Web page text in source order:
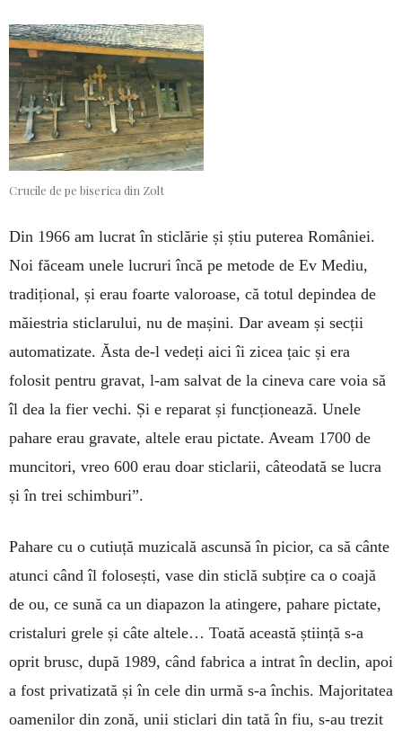
Crucile de pe biserica din Zolt
Din 1966 am lucrat în sticlărie și știu puterea României.
Noi făceam unele lucruri încă pe metode de Ev Mediu,
tradițional, și erau foarte valoroase, că totul depindea de
măiestria sticlarului, nu de mașini. Dar aveam și secții
automatizate. Ăsta de-l vedeți aici îi zicea țaic și era
folosit pentru gravat, l-am salvat de la cineva care voia să
îl dea la fier vechi. Și e reparat și funcționează. Unele
pahare erau gravate, altele erau pictate. Aveam 1700 de
muncitori, vreo 600 erau doar sticlarii, câteodată se lucra
și în trei schimburi”.
Pahare cu o cutiuță muzicală ascunsă în picior, ca să cânte
atunci când îl folosești, vase din sticlă subțire ca o coajă
de ou, ce sună ca un diapazon la atingere, pahare pictate,
cristaluri grele și câte altele… Toată această știință s-a
oprit brusc, după 1989, când fabrica a intrat în declin, apoi
a fost privatizată și în cele din urmă s-a închis. Majoritatea
oamenilor din zonă, unii sticlari din tată în fiu, s-au trezit